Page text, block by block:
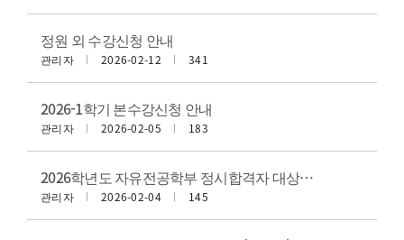
정원 외 수강신청 안내
관리자 2026-02-12 341
2026-1학기 본수강신청 안내
관리자 2026-02-05 183
2026학년도 자유전공학부 정시합격자 대상 오리엔테이션(수강지도영상)
관리자 2026-02-04 145